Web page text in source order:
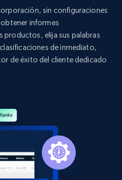
sin configuraciones
informes
productos, elija sus palabras
de inmediato,
de éxito del cliente dedicado